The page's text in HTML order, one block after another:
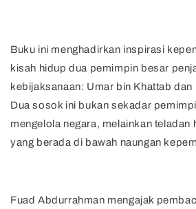
Buku ini menghadirkan inspirasi
kisah hidup dua pemimpin besar
kebijaksanaan: Umar bin Khattab dan
Dua sosok ini bukan sekadar
mengelola negara, melainkan teladan
yang berada di bawah naungan
Fuad Abdurrahman mengajak